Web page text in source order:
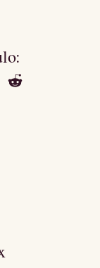
Compartir
Compartir